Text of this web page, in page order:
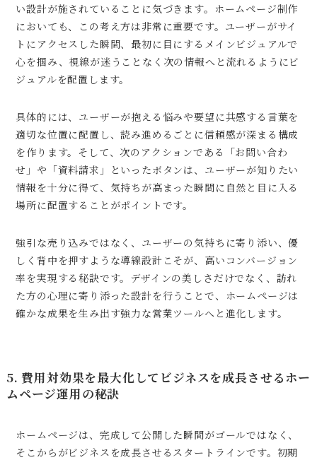
い設計が施されていることに気づきます。ホームページ制作
においても、この考え方は非常に重要です。ユーザーがサイ
トにアクセスした瞬間、最初に目にするメインビジュアルで
心を掴み、視線が迷うことなく次の情報へと流れるようにビ
ジュアルを配置します。
具体的には、ユーザーが抱える悩みや要望に共感する言葉を
適切な位置に配置し、読み進めるごとに信頼感が深まる構成
を作ります。そして、次のアクションである「お問い合わ
せ」や「資料請求」といったボタンは、ユーザーが知りたい
情報を十分に得て、気持ちが高まった瞬間に自然と目に入る
場所に配置することがポイントです。
強引な売り込みではなく、ユーザーの気持ちに寄り添い、優
しく背中を押すような導線設計こそが、高いコンバージョン
率を実現する秘訣です。デザインの美しさだけでなく、訪れ
た方の心理に寄り添った設計を行うことで、ホームページは
確かな成果を生み出す強力な営業ツールへと進化します。
5. 費用対効果を最大化してビジネスを成長させるホー
ムページ運用の秘訣
ホームページは、完成して公開した瞬間がゴールではなく、
そこからがビジネスを成長させるスタートラインです。初期